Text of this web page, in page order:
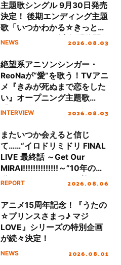
主題歌シングル 9月30日発売
決定！ 後期エンディング主題
歌「いつかわかる☆きっとあ
える」TVサイズ先行配信開
NEWS 2026.08.03
絶望系アニソンシンガー・
ReoNaが“愛”を歌う！TVアニ
メ『きみが死ぬまで恋をした
い』オープニング主題歌
「Amore」インタビュー
INTERVIEW 2026.08.03
またいつか会えると信じ
て……“イロドリミドリ FINAL
LIVE 最終話 ～Get Our
MIRAI!!!!!!!!!!!!!!～”10年の活
動を経てファイナルを迎える
REPORT 2026.08.06
アニメ15周年記念！『うたの
☆プリンスさまっ♪ マジ
LOVE』シリーズの特別企画
が続々決定！
NEWS 2026.08.01